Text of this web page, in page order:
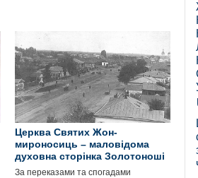
Церква Святих Жон-
мироносиць – маловідома
духовна сторінка Золотоноші
За переказами та спогадами